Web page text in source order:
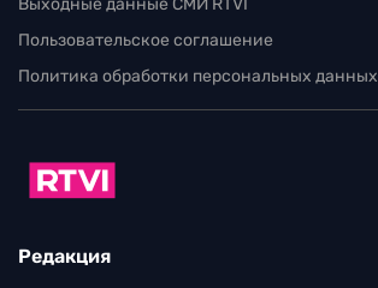
Пользовательское соглашение
Политика обработки персональных данных
Редакция